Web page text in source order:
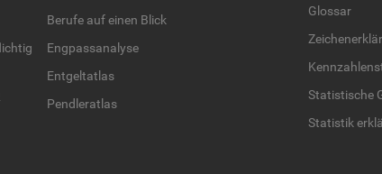
Be­ru­fe auf einen Blick
Eng­pass­ana­ly­se
Ent­gel­t­at­las
Pend­ler­at­las
Glos­sar
Sta­tis­ti­sche
Sta­tis­tik